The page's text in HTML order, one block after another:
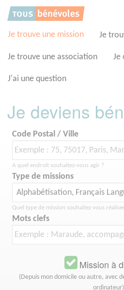
Je trouve une mission Je
Je trouve une association Je
J'ai une question
Je deviens
Code Postal / Ville
A quel endroit souhaitez-vous agir ?
Type de missions
Quel type de mission souhaitez vous
Mots clefs
Mission à
(Depuis mon domicile ou autre, avec
ordinateur)
Panneau de gestion des cookies